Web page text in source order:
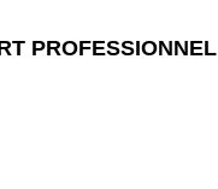
PROFESSIONNEL